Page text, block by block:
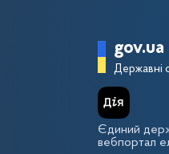
gov.ua
Державні
Єдиний
вебпортал